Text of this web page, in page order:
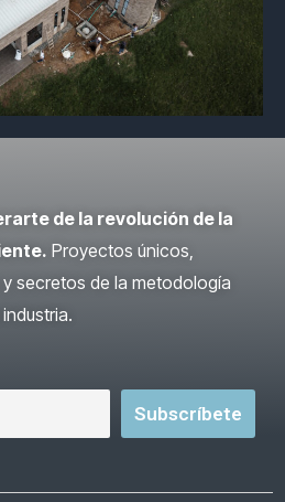
de la revolución de la
Proyectos únicos,
secretos de la metodología